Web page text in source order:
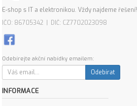
E-shop s IT a elektronikou. Vždy najdeme řešení!
IČO: 86705342 | DIČ: CZ7702023098
Odebírejte akční nabídky emailem:
Odebírat
INFORMACE